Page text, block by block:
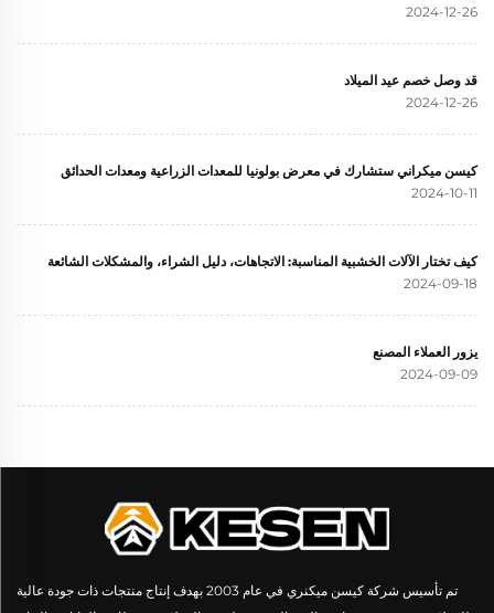
2024-12-26
قد وصل خصم عيد الميلاد
2024-12-26
كيسن ميكراني ستشارك في معرض بولونيا للمعدات الزراعية ومعدات الحدائق
2024-10-11
كيف تختار الآلات الخشبية المناسبة: الاتجاهات، دليل الشراء، والمشكلات الشائعة
2024-09-18
يزور العملاء المصنع
2024-09-09
تم تأسيس شركة كيسن ميكنري في عام 2003 بهدف إنتاج منتجات ذات جودة عالية